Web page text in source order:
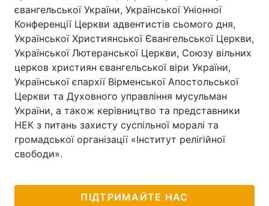
євангельської України, Української Уніонної
Конференції Церкви адвентистів сьомого дня,
Української Християнської Євангельської Церкви,
Української Лютеранської Церкви, Союзу вільних
церков християн євангельської віри України,
Української єпархії Вірменської Апостольської
Церкви та Духовного управління мусульман
України, а також керівництво та представники
НЕК з питань захисту суспільної моралі та
громадської організації «Інститут релігійної
свободи».
ПІДТРИМАЙТЕ НАС